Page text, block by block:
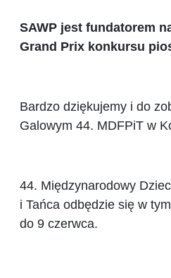
SAWP jest fundatorem
Grand Prix konkursu
Bardzo dziękujemy i do
Galowym 44. MDFPiT w
44. Międzynarodowy
i Tańca odbędzie się w
do 9 czerwca.